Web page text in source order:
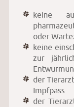
keine
oder
keine
zur
der
Impfpass
der